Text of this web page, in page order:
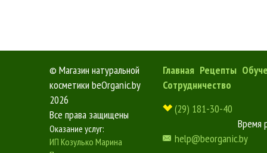
© Магазин натуральной
косметики beOrganic.by
2026
Все права защищены
Оказание услуг:
ИП Козулько Марина
Главная Рецепты
Сотрудничество
(29) 181-30-40
Время
help@beorganic.by